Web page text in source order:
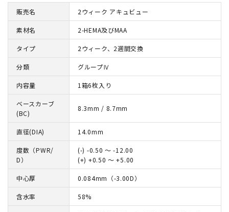
販売名 2ウィーク アキュビュー
素材名 2-HEMA及びMAA
タイプ 2ウィーク、2週間交換
分類 グループⅣ
内容量 1箱6枚入り
ベースカーブ
(BC)
8.3mm / 8.7mm
直径(DIA) 14.0mm
度数（PWR/
D）
(-) -0.50 ～ -12.00
(+) +0.50 ～ +5.00
中心厚 0.084mm（-3.00D）
含水率 58%